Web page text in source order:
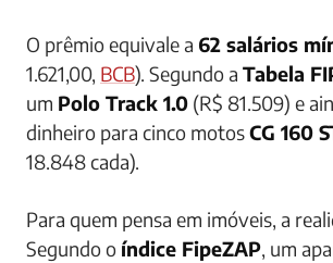
O prêmio equivale a 62 salários
1.621,00, BCB). Segundo a Tabela
um Polo Track 1.0 (R$ 81.509) e
dinheiro para cinco motosCG 160
18.848 cada).
Para quem pensa em imóveis, a
Segundo o índice FipeZAP, um